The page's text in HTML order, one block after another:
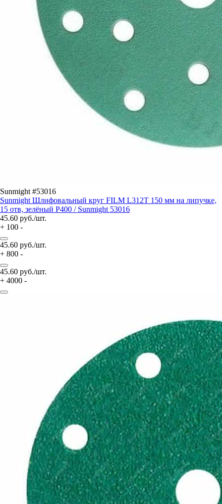
Sunmight #53016
Sunmight Шлифовальный круг FILM L312T 150 мм на липучке,
15 отв, зелёный P400 / Sunmight 53016
45.60 руб./шт.
+ 100 -
45.60 руб./шт.
+ 800 -
45.60 руб./шт.
+ 4000 -